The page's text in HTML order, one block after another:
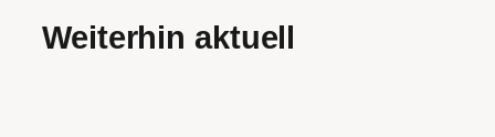
Weiterhin aktuell